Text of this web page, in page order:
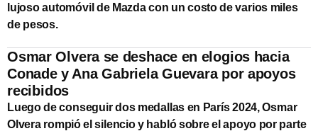
lujoso automóvil de Mazda con un costo de varios miles
de pesos.
Osmar Olvera se deshace en elogios hacia
Conade y Ana Gabriela Guevara por apoyos
recibidos
Luego de conseguir dos medallas en París 2024, Osmar
Olvera rompió el silencio y habló sobre el apoyo por parte